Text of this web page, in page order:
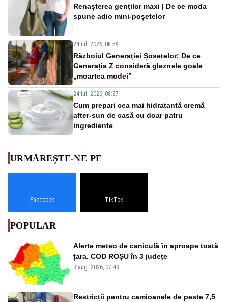
Renașterea genților maxi | De ce moda
spune adio mini-poșetelor
24 iul. 2026, 08:59
Războiul Generației Șosetelor: De ce
Generația Z consideră gleznele goale
„moartea modei”
24 iul. 2026, 08:37
Cum prepari cea mai hidratantă cremă
after-sun de casă cu doar patru
ingrediente
URMĂREȘTE-NE PE
Facebook TikTok
POPULAR
Alerte meteo de caniculă în aproape toată
țara. COD ROȘU în 3 județe
3 aug. 2026, 07:48
Restricții pentru camioanele de peste 7,5